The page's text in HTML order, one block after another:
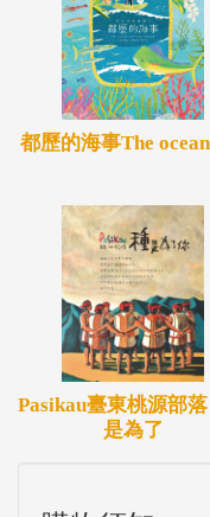
森林庇蔭了生活一切
它在山，在家屋，
在航向遠方的舟楫
研木成香，點一縷幽
都歷的海事The
Pasikau臺東桃源部
是為了